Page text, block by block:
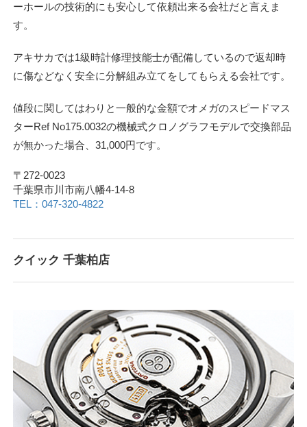
ーホールの技術的にも安心して依頼出来る会社だと言えま
す。
アキサカでは1級時計修理技能士が配備しているので返却時
に傷などなく安全に分解組み立てをしてもらえる会社です。
値段に関してはわりと一般的な金額でオメガのスピードマス
ターRef No175.0032の機械式クロノグラフモデルで交換部品
が無かった場合、31,000円です。
〒272-0023
千葉県市川市南八幡4-14-8
TEL：047-320-4822
クイック 千葉柏店